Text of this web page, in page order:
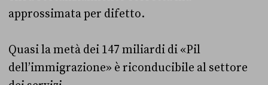
approssimata per difetto.
Quasi la metà dei 147 miliardi di «Pil
dell’immigrazione» è riconducibile al settore